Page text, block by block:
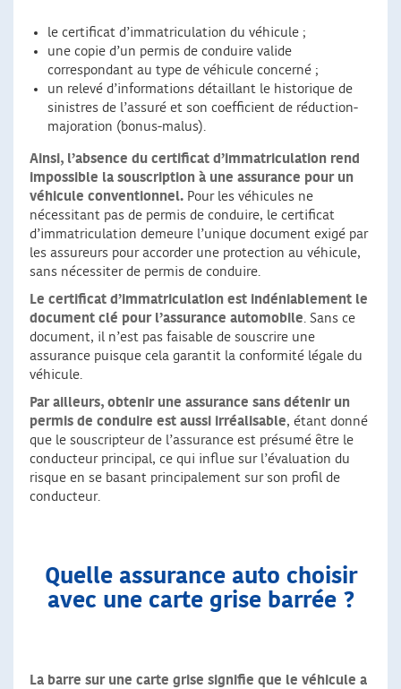
le certificat d’immatriculation du véhicule ;
une copie d’un permis de conduire valide
correspondant au type de véhicule concerné ;
un relevé d’informations détaillant le historique de
sinistres de l’assuré et son coefficient de réduction-
majoration (bonus-malus).
Ainsi, l’absence du certificat d’immatriculation rend
impossible la souscription à une assurance pour un
véhicule conventionnel. Pour les véhicules ne
nécessitant pas de permis de conduire, le certificat
d’immatriculation demeure l’unique document exigé par
les assureurs pour accorder une protection au véhicule,
sans nécessiter de permis de conduire.
Le certificat d’immatriculation est indéniablement le
document clé pour l’assurance automobile. Sans ce
document, il n’est pas faisable de souscrire une
assurance puisque cela garantit la conformité légale du
véhicule.
Par ailleurs, obtenir une assurance sans détenir un
permis de conduire est aussi irréalisable, étant donné
que le souscripteur de l’assurance est présumé être le
conducteur principal, ce qui influe sur l’évaluation du
risque en se basant principalement sur son profil de
conducteur.
Quelle assurance auto choisir
avec une carte grise barrée ?
La barre sur une carte grise signifie que le véhicule a